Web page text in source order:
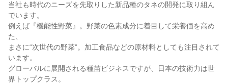
当社も時代のニーズを先取りした新品種のタネの開発に取り組ん
でいます。
例えば『機能性野菜』。野菜の色素成分に着目して栄養価を高め
た、
まさに“次世代の野菜”。加工食品などの原材料としても注目されて
います。
グローバルに展開される種苗ビジネスですが、日本の技術力は世
界トップクラス。